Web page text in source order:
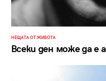
НЕЩАТА ОТ ЖИВОТА
Всеки ден може да